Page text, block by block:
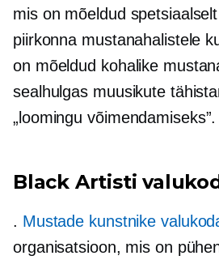
mis on mõeldud
piirkonna mustanahalistele
on mõeldud kohalike
sealhulgas muusikute
„loomingu võimendamiseks”.
Black Artisti
. Mustade kunstnike
organisatsioon, mis on